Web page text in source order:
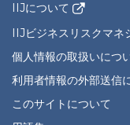
IIJについて
IIJビジネスリスクマネ
個人情報の取扱いにつ
利用者情報の外部送信
このサイトについて